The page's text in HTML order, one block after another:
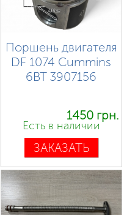
Поршень двигателя
DF 1074 Сummins
6BT 3907156
1450 грн.
Есть в наличии
ЗАКАЗАТЬ